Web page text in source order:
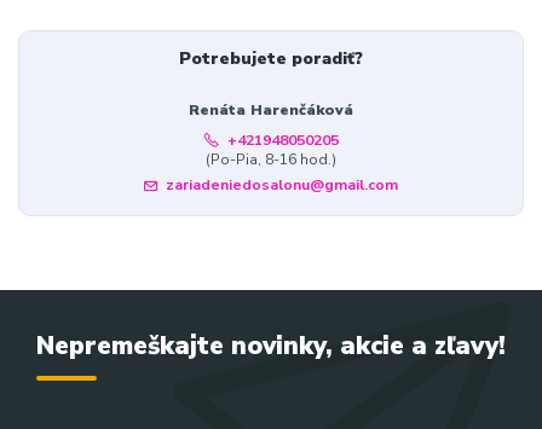
Potrebujete poradiť?
Renáta Harenčáková
+421948050205
(Po-Pia, 8-16 hod.)
zariadeniedosalonu@gmail.com
Nepremeškajte novinky, akcie a zľavy!